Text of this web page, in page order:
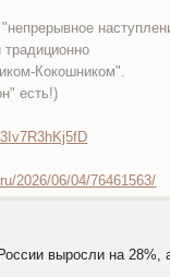
Кокошником".
есть!)
2026/06/04/76461563/
выросли на 28%,